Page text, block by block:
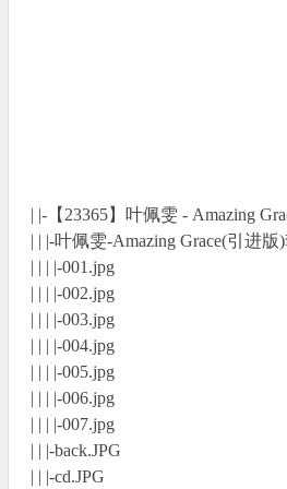
| |-【23365】叶佩雯 - Amazing
| | |-叶佩雯-Amazing Grace(引进版
| | | |-001.jpg
| | | |-002.jpg
| | | |-003.jpg
| | | |-004.jpg
| | | |-005.jpg
| | | |-006.jpg
| | | |-007.jpg
| | |-back.JPG
| | |-cd.JPG